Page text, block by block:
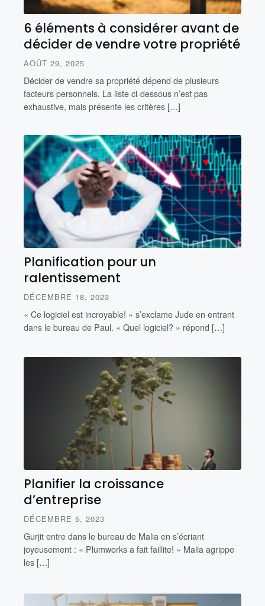
6 éléments à considérer avant de
décider de vendre votre propriété
AOÛT 29, 2025
Décider de vendre sa propriété dépend de plusieurs
facteurs personnels. La liste ci-dessous n’est pas
exhaustive, mais présente les critères […]
Planification pour un
ralentissement
DÉCEMBRE 18, 2023
« Ce logiciel est incroyable! » s’exclame Jude en entrant
dans le bureau de Paul. « Quel logiciel? » répond […]
Planifier la croissance
d’entreprise
DÉCEMBRE 5, 2023
Gurjit entre dans le bureau de Malia en s’écriant
joyeusement : « Plumworks a fait faillite! » Malia agrippe
les […]